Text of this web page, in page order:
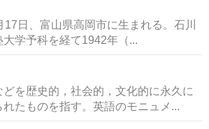
日、富山県高岡市に生まれる。石川
学予科を経て1942年（...
どを歴史的，社会的，文化的に永久に
たものを指す。英語のモニュメ...